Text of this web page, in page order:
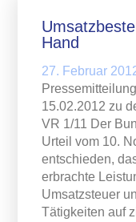
Hand
27. Februar
15.02.2012 zu
VR 1/11 Der
Urteil vom 10.
entschieden,
erbrachte
Umsatzsteuer
Tätigkeiten auf